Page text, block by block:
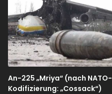
An-225 „Mriya“ (nach NATO-
Kodifizierung: „Cossack“)